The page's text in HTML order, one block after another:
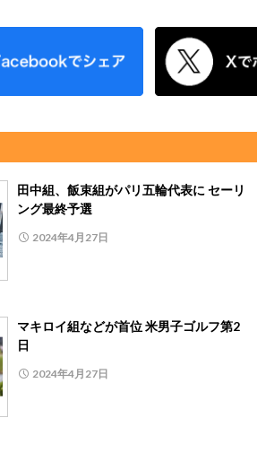
田中組、飯束組がパリ五輪代表に セーリ
ング最終予選
2024年4月27日
マキロイ組などが首位 米男子ゴルフ第2
日
2024年4月27日